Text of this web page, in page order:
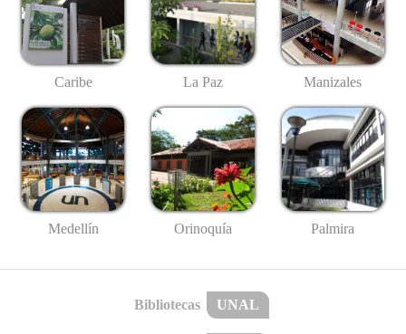
Caribe La Paz Manizales
Medellín Orinoquía Palmira
Bibliotecas UNAL